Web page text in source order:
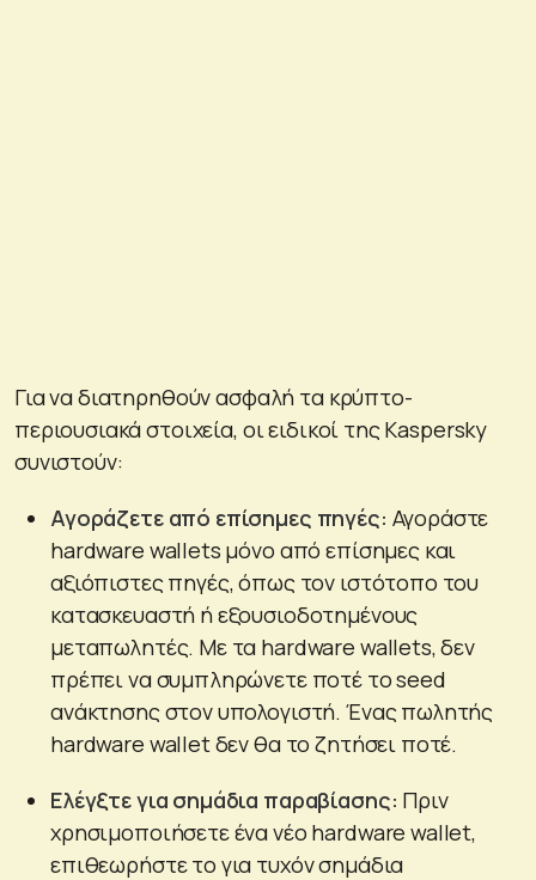
Για να διατηρηθούν ασφαλή τα κρύπτο-
περιουσιακά στοιχεία, οι ειδικοί της Kaspersky
συνιστούν:
Αγοράζετε από επίσημες πηγές: Αγοράστε
hardware wallets μόνο από επίσημες και
αξιόπιστες πηγές, όπως τον ιστότοπο του
κατασκευαστή ή εξουσιοδοτημένους
μεταπωλητές. Με τα hardware wallets, δεν
πρέπει να συμπληρώνετε ποτέ το seed
ανάκτησης στον υπολογιστή. Ένας πωλητής
hardware wallet δεν θα το ζητήσει ποτέ.
Ελέγξτε για σημάδια παραβίασης: Πριν
χρησιμοποιήσετε ένα νέο hardware wallet,
επιθεωρήστε το για τυχόν σημάδια